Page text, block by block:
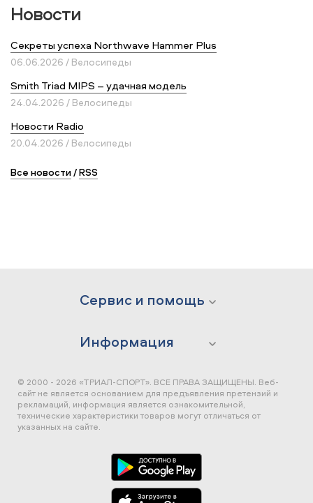
Новости
Секреты успеха Northwave Hammer Plus
06.06.2026 / Велосипеды
Smith Triad MIPS – удачная модель
24.04.2026 / Велосипеды
Новости Radio
20.04.2026 / Велосипеды
Все новости/RSS
Сервис и помощь
Информация
© 2000 - 2026 «ТРИАЛ-СПОРТ». ВСЕ ПРАВА ЗАЩИЩЕНЫ. Веб-
сайт не является основанием для предъявления претензий и
рекламаций, информация является ознакомительной,
технические характеристики товаров могут отличаться от
указанных на сайте.